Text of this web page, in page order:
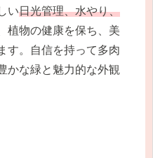
い日光管理、水やり、
植物の健康を保ち、美
す。自信を持って多肉
かな緑と魅力的な外観